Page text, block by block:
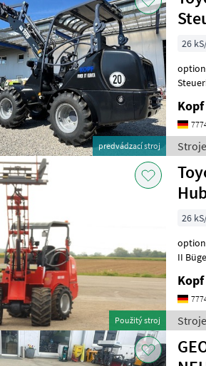
predvádzací stroj
26
optional , TOYO 836 II Bügel Stage V (Int-Nr.:
Steuerkreis, STVZO-
Použitý stroj
26
optional , Toyo Radlader 839 II Bügel Tage V
II Bügel